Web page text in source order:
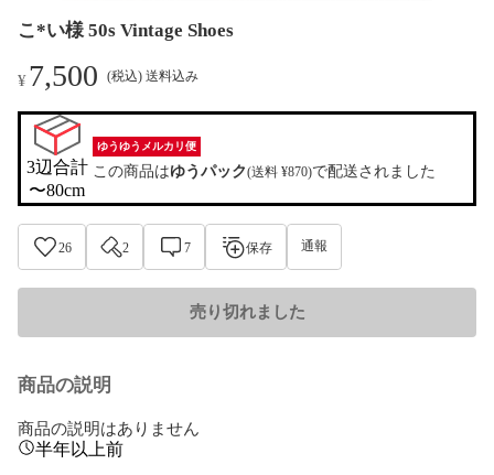
こ*い様 50s Vintage Shoes
¥7,500 (税込) 送料込み
3辺合計
〜80cm
ゆうゆうメルカリ便
この商品はゆうパック(送料 ¥870)で配送されました
26 2 7 保存 通報
売り切れました
商品の説明
商品の説明はありません
半年以上前